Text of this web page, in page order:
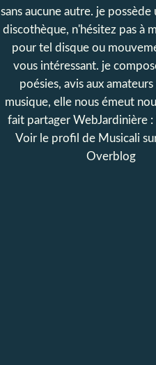
sans aucune autre. je possède
discothèque, n'hésitez pas à
pour tel disque ou
vous intéressant. je
poésies, avis aux
musique, elle nous émeut
fait partager WebJardinière :
Voir le profil de Musicali
Overblog